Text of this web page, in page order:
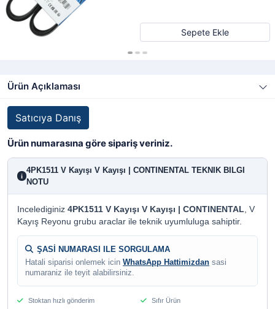
Sepete Ekle
Ürün Açıklaması
Satıcıya Danış
Ürün numarasına göre sipariş veriniz.
i
4PK1511 V Kayışı V Kayışı | CONTINENTAL TEKNIK BILGI
NOTU
Incelediginiz 4PK1511 V Kayışı V Kayışı | CONTINENTAL, V
Kayış Reyonu grubu araclar ile teknik uyumluluga sahiptir.
ŞASİ NUMARASI ILE SORGULAMA
Hatali siparisi onlemek icin WhatsApp Hattimizdan sasi
numaraniz ile teyit alabilirsiniz.
Stoktan hızlı gönderim Sıfır Ürün